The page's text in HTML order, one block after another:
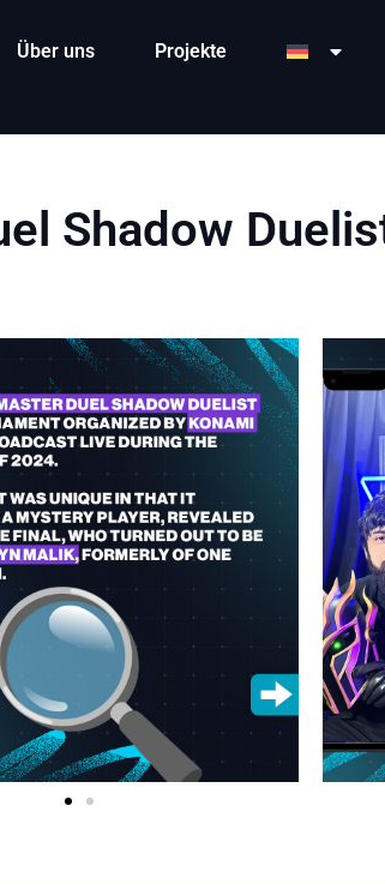
Über uns Projekte
Shadow